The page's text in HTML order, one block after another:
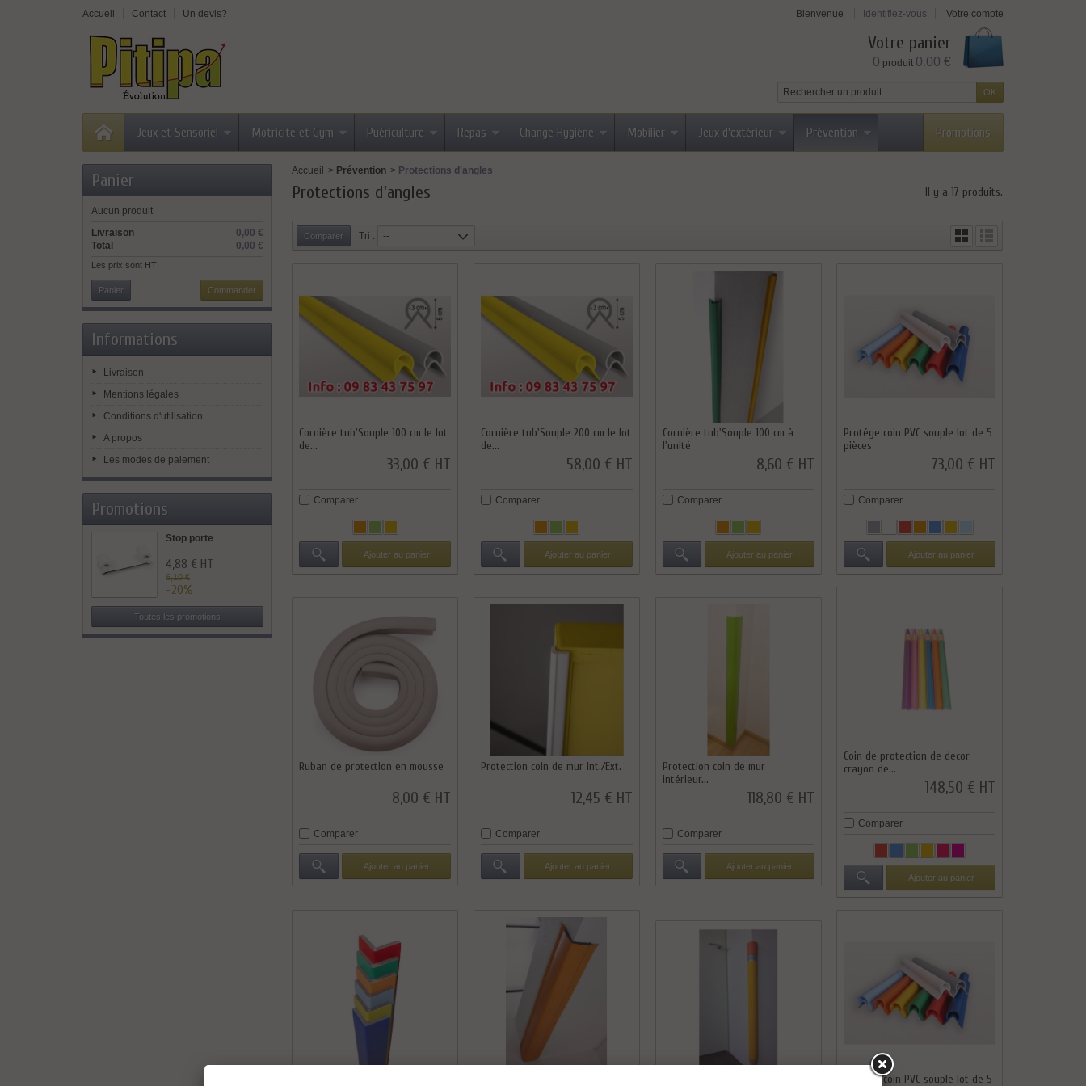
Accueil Contact Un devis? Bienvenue Identifiez-vous Votre compte
Votre panier
0 produit 0.00 €
Promotions
Jeux et Sensoriel Motricité et Gym Puériculture Repas Change Hygiène Mobilier Jeux d'extérieur Prévention
Panier
Aucun produit
0,00 €
Livraison
0,00 €
Total
Les prix sont HT
Panier Commander
Informations
Livraison
Mentions légales
Conditions d'utilisation
A propos
Les modes de paiement
Promotions
Stop porte
4,88 € HT
6,10 €
-20%
Toutes les promotions
Accueil > Prévention > Protections d'angles
Protections d'angles Il y a 17 produits.
Tri : --
Cornière tub'Souple 100 cm le lot
de...
33,00 € HT
Comparer
Ajouter au panier
Cornière tub'Souple 200 cm le lot
de...
58,00 € HT
Comparer
Ajouter au panier
Cornière tub'Souple 100 cm à
l'unité
8,60 € HT
Comparer
Ajouter au panier
Protége coin PVC souple lot de 5
pièces
73,00 € HT
Comparer
Ajouter au panier
Ruban de protection en mousse
8,00 € HT
Comparer
Ajouter au panier
Protection coin de mur Int./Ext.
12,45 € HT
Comparer
Ajouter au panier
Protection coin de mur
intérieur...
118,80 € HT
Comparer
Ajouter au panier
Coin de protection de decor
crayon de...
148,50 € HT
Comparer
Ajouter au panier
Protége coin PVC souple lot de 5